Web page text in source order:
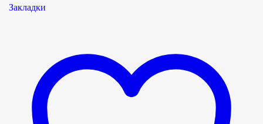
Закладки